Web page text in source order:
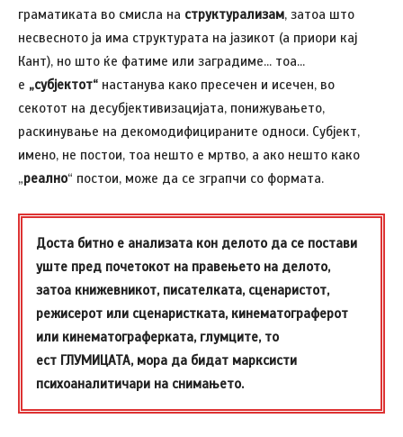
граматиката во смисла на структурализам, затоа што
несвесното ја има структурата на јазикот (а приори кај
Кант), но што ќе фатиме или заградиме… тоа…
е „субјектот“ настанува како пресечен и исечен, во
секотот на десубјективизацијата, понижувањето,
раскинување на декомодифицираните односи. Субјект,
имено, не постои, тоа нешто е мртво, а ако нешто како
„реално“ постои, може да се зграпчи со формата.
Доста битно е анализата кон делото да се постави
уште пред почетокот на правењето на делото,
затоа книжевникот, писателката, сценаристот,
режисерот или сценаристката, кинематограферот
или кинематограферката, глумците, то
ест ГЛУМИЦАТА, мора да бидат марксисти
психоаналитичари на снимањето.